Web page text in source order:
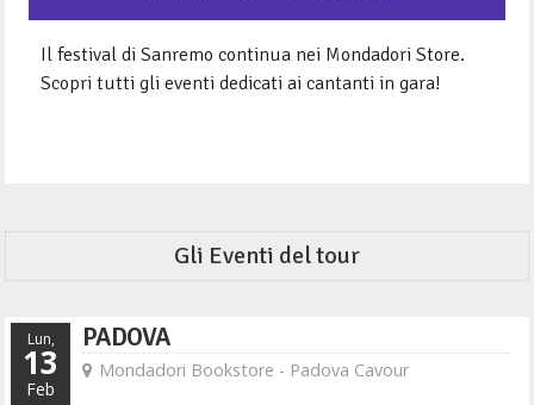
Il festival di Sanremo continua nei Mondadori Store.
Scopri tutti gli eventi dedicati ai cantanti in gara!
Gli Eventi del tour
Lun,
13
Feb
PADOVA
Mondadori Bookstore - Padova Cavour